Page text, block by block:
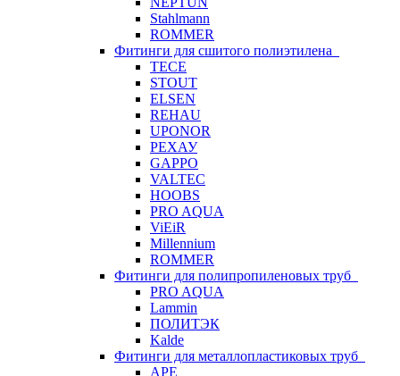
Stahlmann
ROMMER
Фитинги для сшитого полиэтилена
TECE
STOUT
ELSEN
REHAU
UPONOR
РЕХАУ
GAPPO
VALTEC
HOOBS
PRO AQUA
ViEiR
Millennium
ROMMER
Фитинги для полипропиленовых труб
PRO AQUA
Lammin
ПОЛИТЭК
Kalde
Фитинги для металлопластиковых труб
APE